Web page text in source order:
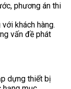
phương án thi
khách hàng.
vấn đề phát
dựng thiết bị